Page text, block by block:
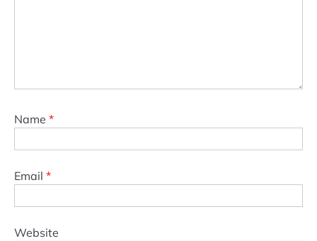
Name *
Email *
Website